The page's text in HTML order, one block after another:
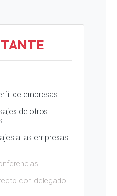
de empresas
de otros
a las empresas
con delegado